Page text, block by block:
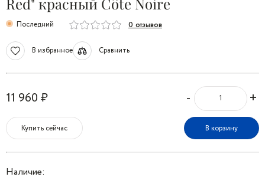
Последний 0 отзывов
В избранное Сравнить
11 960 ₽ - +
Купить сейчас В корзину
Наличие: